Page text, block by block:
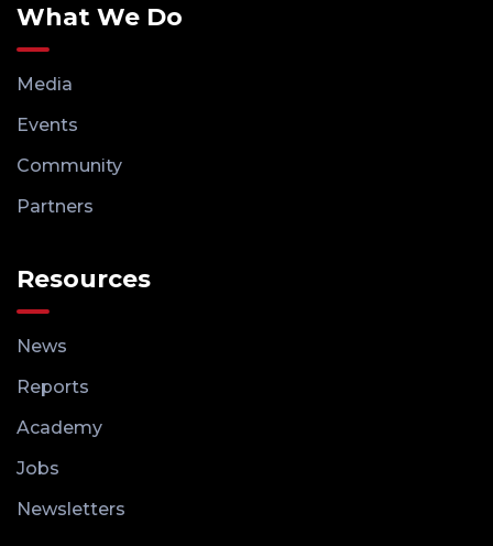
What We Do
Media
Events
Community
Partners
Resources
News
Reports
Academy
Jobs
Newsletters